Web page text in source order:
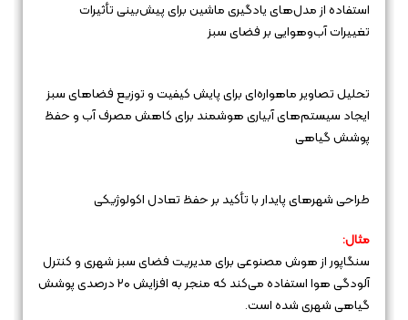
استفاده از مدل‌های یادگیری ماشین برای پیش‌بینی تأثیرات
تغییرات آب‌وهوایی بر فضای سبز
تحلیل تصاویر ماهواره‌ای برای پایش کیفیت و توزیع فضاهای سبز
ایجاد سیستم‌های آبیاری هوشمند برای کاهش مصرف آب و حفظ
پوشش گیاهی
طراحی شهرهای پایدار با تأکید بر حفظ تعادل اکولوژیکی
مثال:
سنگاپور از هوش مصنوعی برای مدیریت فضای سبز شهری و کنترل
آلودگی هوا استفاده می‌کند که منجر به افزایش ۲۰ درصدی پوشش
گیاهی شهری شده است.